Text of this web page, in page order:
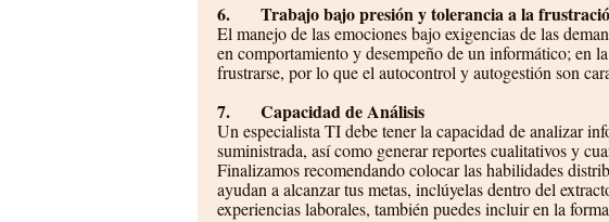
6.       Trabajo bajo presión y tolerancia a la
El manejo de las emociones bajo exigencias de las
en comportamiento y desempeño de un informático; en
frustrarse, por lo que el autocontrol y autogestión son
7.       Capacidad de Análisis
Un especialista TI debe tener la capacidad de analizar
suministrada, así como generar reportes cualitativos y
Finalizamos recomendando colocar las habilidades
ayudan a alcanzar tus metas, inclúyelas dentro del
experiencias laborales, también puedes incluir en la